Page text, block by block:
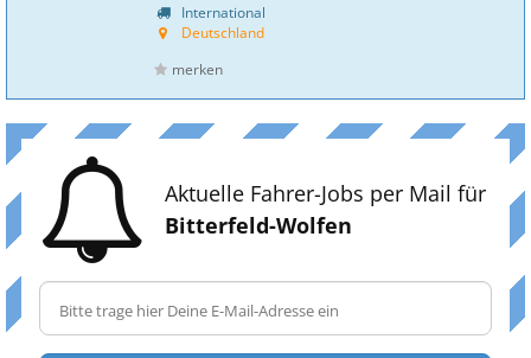
International
Deutschland
merken
Aktuelle Fahrer-Jobs per Mail für
Bitterfeld-Wolfen